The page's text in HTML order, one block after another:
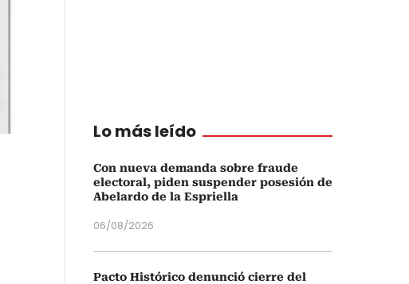
Lo más leído
Con nueva demanda sobre fraude
electoral, piden suspender posesión de
Abelardo de la Espriella
06/08/2026
Pacto Histórico denunció cierre del